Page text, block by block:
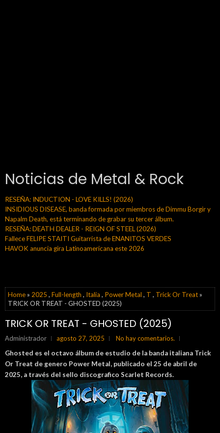
Noticias de Metal & Rock
RESEÑA: INDUCTION - LOVE KILLS! (2026)
INSIDIOUS DISEASE, banda formada por miembros de Dimmu Borgir y
Napalm Death, está terminando de grabar su tercer álbum.
RESEÑA: DEATH DEALER - REIGN OF STEEL (2026)
Fallece FELIPE STAITI Guitarrista de ENANITOS VERDES
HAVOK anuncia gira Latinoamericana este 2026
Home» 2025 , Full-length , Italia , Power Metal , T , Trick Or Treat»
TRICK OR TREAT - GHOSTED (2025)
TRICK OR TREAT - GHOSTED (2025)
Administrador agosto 27, 2025
No hay comentarios.
Ghosted es el octavo álbum de estudio de la banda italiana Trick
Or Treat de genero Power Metal, publicado el 25 de abril de
2025, a través del sello discografico Scarlet Records.